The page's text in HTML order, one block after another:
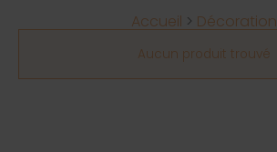
Accueil > Décoration
Aucun produit trouvé